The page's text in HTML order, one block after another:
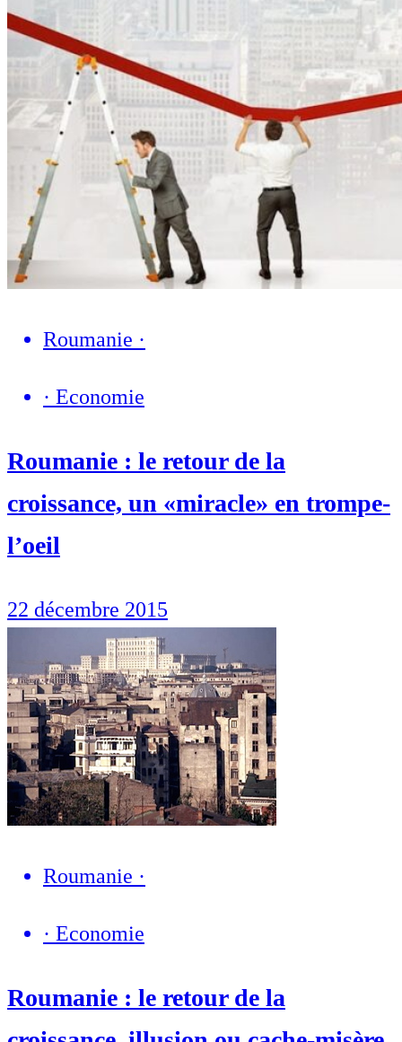
Roumanie ·
· Economie
Roumanie : le retour de la
croissance, un «miracle» en trompe-
l’oeil
22 décembre 2015
Roumanie ·
· Economie
Roumanie : le retour de la